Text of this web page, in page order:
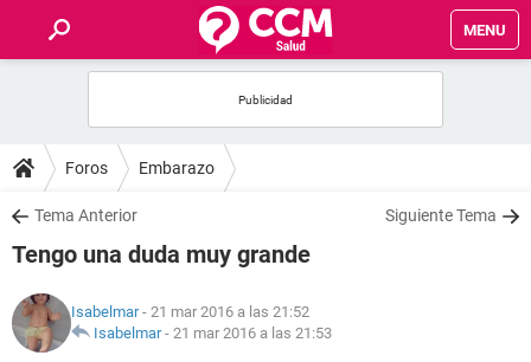
MENU
FOROS
SALUD
FAMILIA
NUTRICIÓN
Foros Embarazo
Tema Anterior Siguiente Tema
Tengo una duda muy grande
Isabelmar- 21 mar 2016 a las 21:52
Isabelmar- 21 mar 2016 a las 21:53